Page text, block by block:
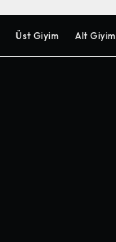
Üst Giyim Alt Giyim